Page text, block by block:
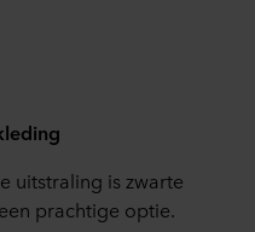
uitstraling is zwarte
een prachtige optie.